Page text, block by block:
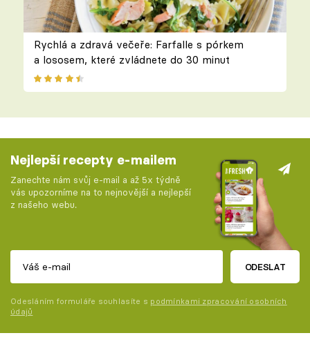
Rychlá a zdravá večeře: Farfalle s pórkem
a lososem, které zvládnete do 30 minut
Nejlepší recepty e-mailem
Zanechte nám svůj e-mail a až 5x týdně
vás upozorníme na to nejnovější a nejlepší
z našeho webu.
ODESLAT
Odesláním formuláře souhlasíte s podmínkami zpracování osobních
údajů